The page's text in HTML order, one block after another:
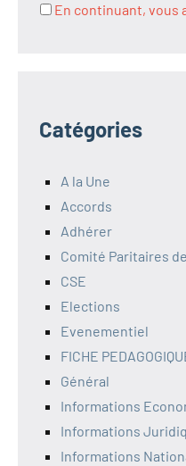
En continuant,
Catégories
A la Une
Accords
Adhérer
Comité Paritaires
CSE
Elections
Evenementiel
FICHE
Général
Informations
Informations
Informations